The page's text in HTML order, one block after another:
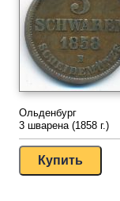
Ольденбург
3 шварена (1858 г.)